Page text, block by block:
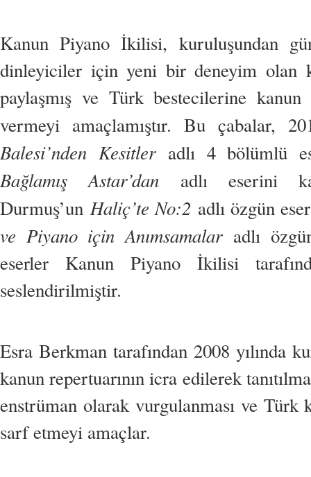
Kanun Piyano İkilisi, kuruluşundan
dinleyiciler için yeni bir deneyim olan
paylaşmış ve Türk bestecilerine
vermeyi amaçlamıştır. Bu çabalar,
Balesi’nden Kesitleradlı 4 bölümlü
Bağlamış Astar’danadlı eserini
Durmuş’unHaliç’te No:2 adlı özgün
ve Piyano için Anımsamalaradlı
eserler Kanun Piyano İkilisi
seslendirilmiştir.
Esra Berkman tarafından 2008
kanun repertuarının icra edilerek
enstrüman olarak vurgulanması ve Türk
sarf etmeyi amaçlar.